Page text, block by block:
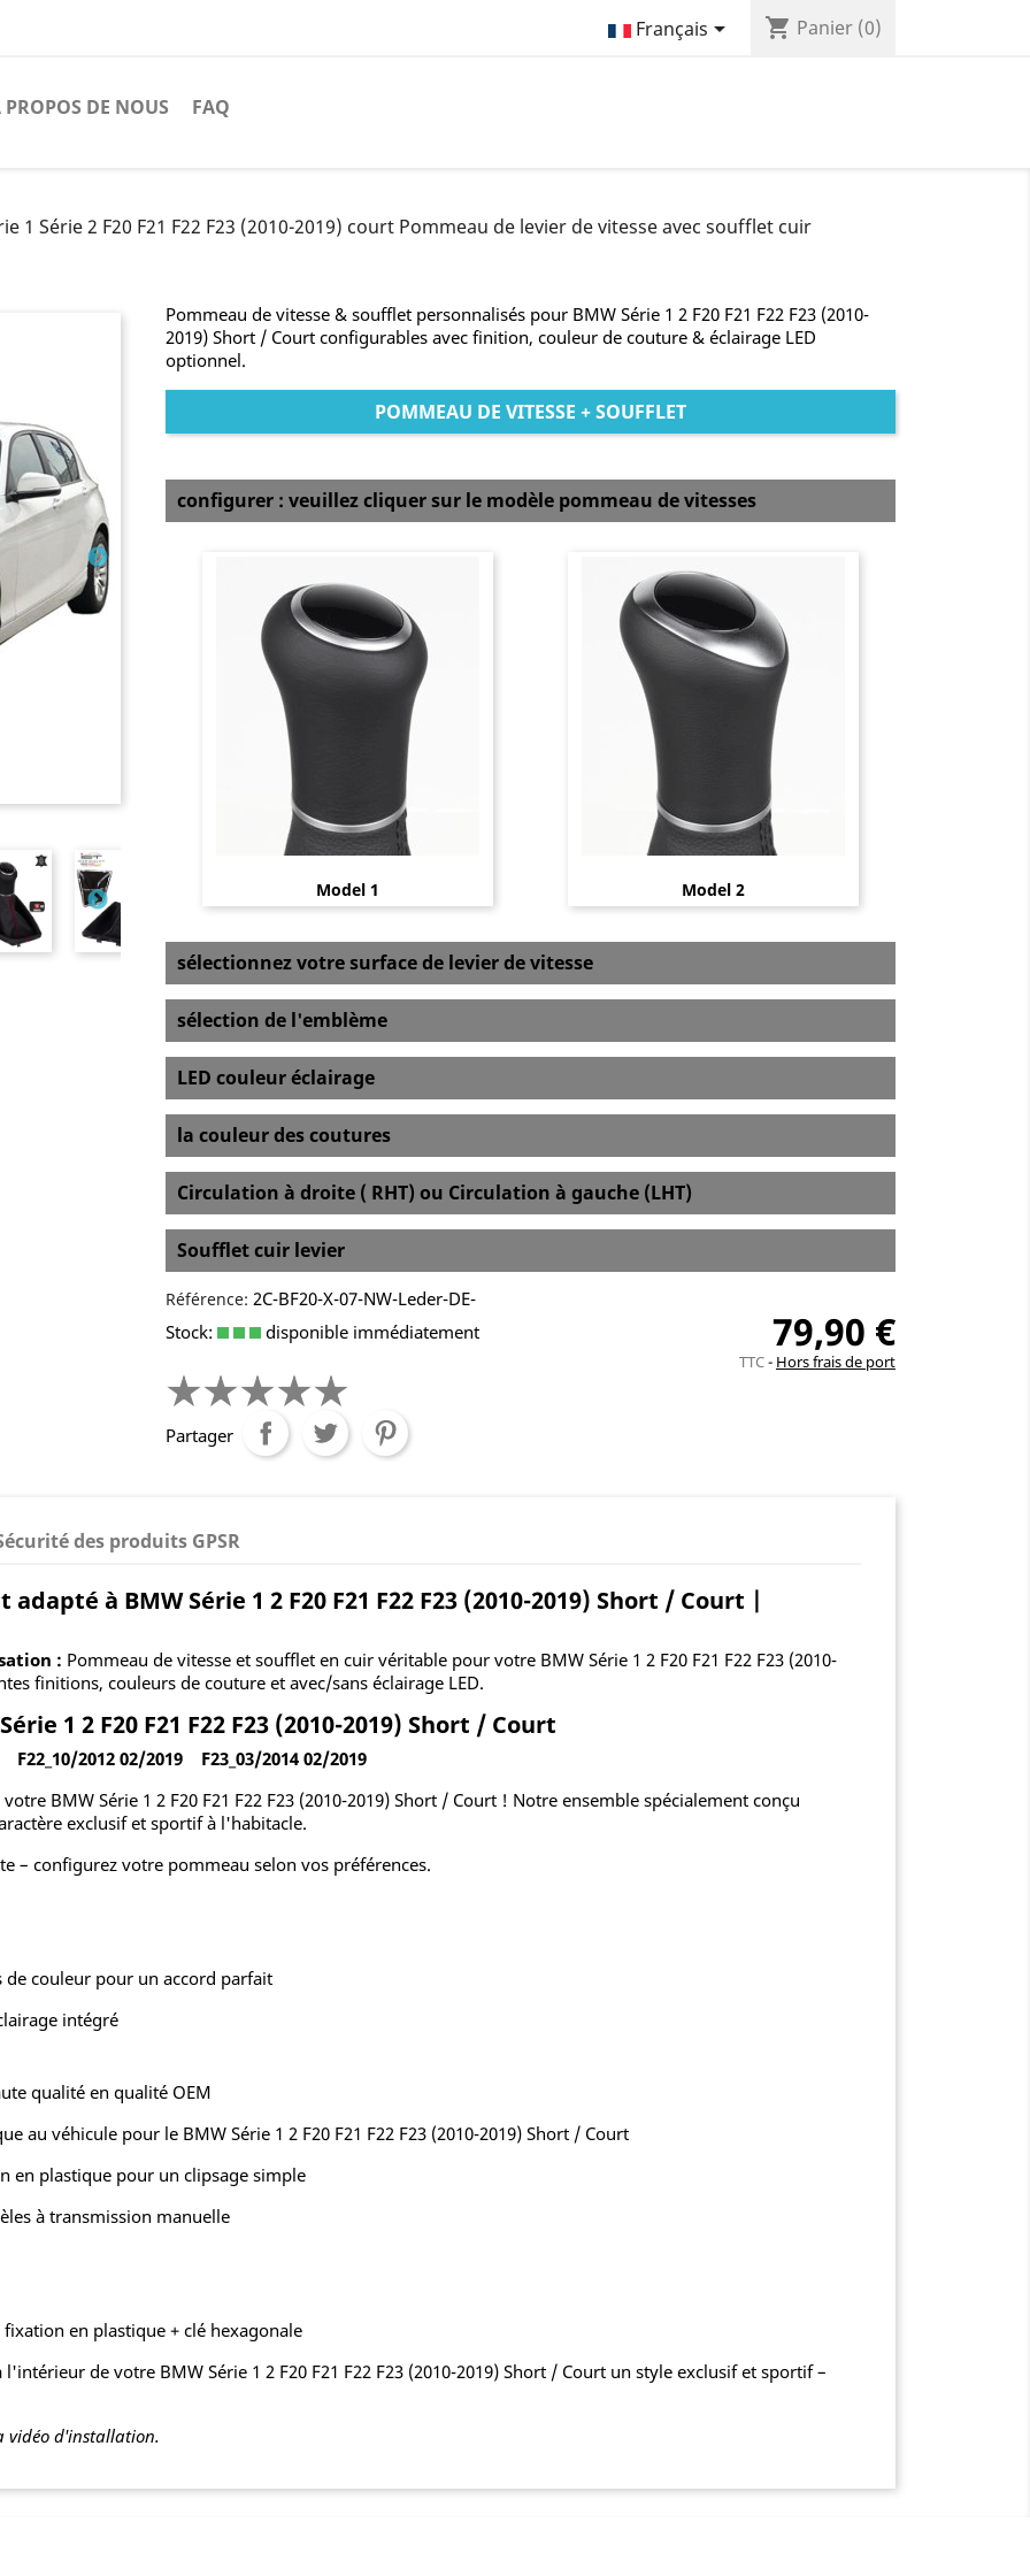
Français shopping_cart Panier (0)
PROPOS DE NOUS FAQ
1 Série 2 F20 F21 F22 F23 (2010-2019) court Pommeau de levier de vitesse avec soufflet cuir
Pommeau de vitesse & soufflet personnalisés pour BMW Série 1 2 F20 F21 F22 F23 (2010-
2019) Short / Court configurables avec finition, couleur de couture & éclairage LED
optionnel.
POMMEAU DE VITESSE + SOUFFLET
configurer : veuillez cliquer sur le modèle pommeau de vitesses
Model 1 Model 2
sélectionnez votre surface de levier de vitesse
sélection de l'emblème
LED couleur éclairage
la couleur des coutures
Circulation à droite ( RHT) ou Circulation à gauche (LHT)
Soufflet cuir levier
Référence: 2C-BF20-X-07-NW-Leder-DE-
Stock:
disponible immédiatement 79,90 €
TTC Hors frais de port
Partager
des produits GPSR
à BMW Série 1 2 F20 F21 F22 F23 (2010-2019) Short / Court |
: Pommeau de vitesse et soufflet en cuir véritable pour votre BMW Série 1 2 F20 F21 F22 F23 (2010-
finitions, couleurs de couture et avec/sans éclairage LED.
1 2 F20 F21 F22 F23 (2010-2019) Short / Court
F22_10/2012 02/2019 F23_03/2014 02/2019
BMW Série 1 2 F20 F21 F22 F23 (2010-2019) Short / Court ! Notre ensemble spécialement conçu
exclusif et sportif à l'habitacle.
– configurez votre pommeau selon vos préférences.
de couleur pour un accord parfait
intégré
qualité en qualité OEM
au véhicule pour le BMW Série 1 2 F20 F21 F22 F23 (2010-2019) Short / Court
en plastique pour un clipsage simple
à transmission manuelle
en plastique + clé hexagonale
l'intérieur de votre BMW Série 1 2 F20 F21 F22 F23 (2010-2019) Short / Court un style exclusif et sportif –
vidéo d'installation.